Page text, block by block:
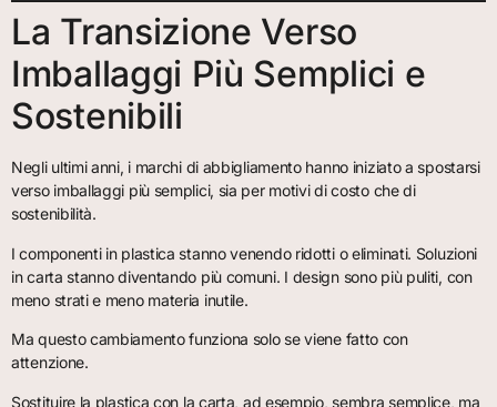
La Transizione Verso
Imballaggi Più Semplici e
Sostenibili
Negli ultimi anni, i marchi di abbigliamento hanno iniziato a spostarsi
verso imballaggi più semplici, sia per motivi di costo che di
sostenibilità.
I componenti in plastica stanno venendo ridotti o eliminati. Soluzioni
in carta stanno diventando più comuni. I design sono più puliti, con
meno strati e meno materia inutile.
Ma questo cambiamento funziona solo se viene fatto con
attenzione.
Sostituire la plastica con la carta, ad esempio, sembra semplice, ma